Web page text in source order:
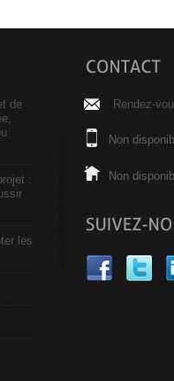
de
:
les
Rendez-
Non
Non